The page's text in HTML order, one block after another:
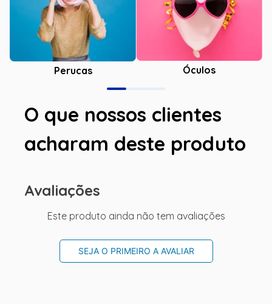
Perucas Óculos
O que nossos clientes
acharam deste produto
Avaliações
Este produto ainda não tem avaliações
SEJA O PRIMEIRO A AVALIAR